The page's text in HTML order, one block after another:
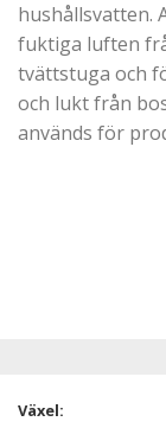
hushållsvatten.
fuktiga luften
tvättstuga och
och lukt från
används för
Växel: